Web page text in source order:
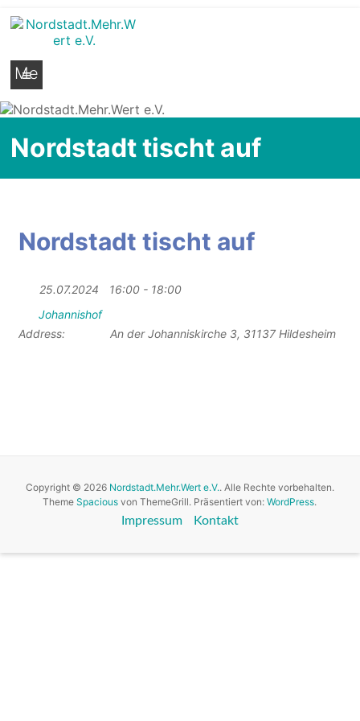
Nordstadt.Mehr.Wert e.V.
Stadtteilseite der Hildesheimer Nordstadt
Me
Nordstadt tischt auf
Nordstadt tischt auf
25.07.2024
16:00 - 18:00
Johannishof
Address:
An der Johanniskirche 3, 31137 Hildesheim
Copyright © 2026 Nordstadt.Mehr.Wert e.V.. Alle Rechte vorbehalten.
ThemeSpacious von ThemeGrill. Präsentiert von:WordPress.
Impressum Kontakt